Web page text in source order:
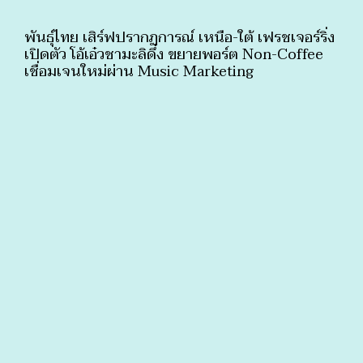
พันธุ์ไทย เสิร์ฟปรากฏการณ์ เหนือ-ใต้ เฟรชเจอร์ริ่ง
เปิดตัว โอ้เอ๋วชามะลิดึ๋ง ขยายพอร์ต Non-Coffee
เชื่อมเจนใหม่ผ่าน Music Marketing